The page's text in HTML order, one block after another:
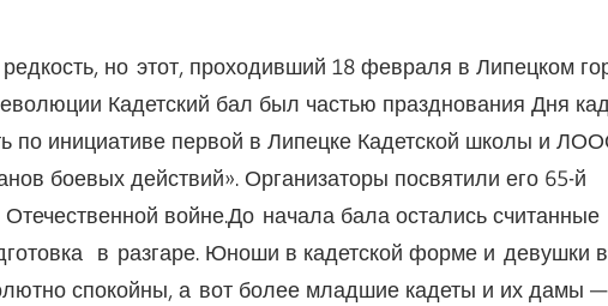
но этот, проходивший 18 февраля в Липецком
Кадетский бал был частью празднования Дня
по инициативе первой в Липецке Кадетской школы и
боевых действий». Организаторы посвятили его 65-й
войне.До начала бала остались считанные
в разгаре. Юноши в кадетской форме и девушки в
спокойны, а вот более младшие кадеты и их дамы —